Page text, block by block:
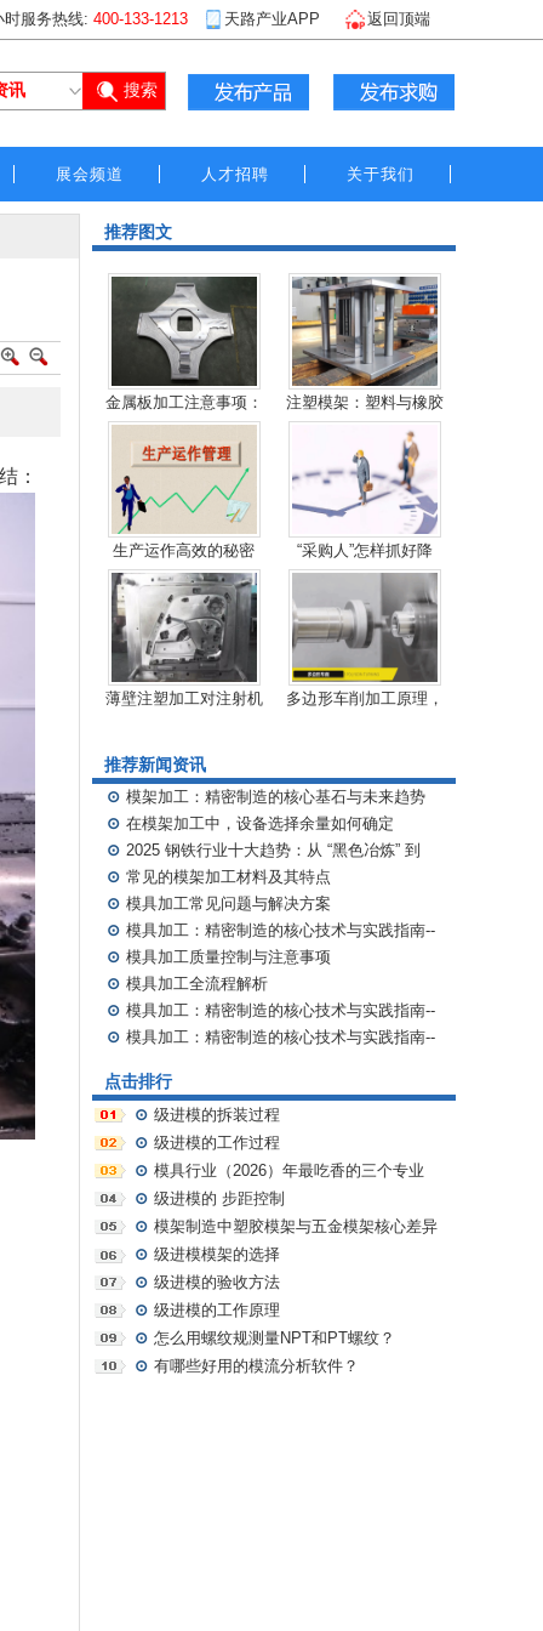
时服务热线: 400-133-1213 天路产业APP 返回顶端
展会频道 人才招聘 关于我们
：
推荐图文
金属板加工注意事项： 注塑模架：塑料与橡胶
生产运作高效的秘密 “采购人”怎样抓好降
薄壁注塑加工对注射机 多边形车削加工原理，
推荐新闻资讯
⊙ 模架加工：精密制造的核心基石与未来趋势
⊙ 在模架加工中，设备选择余量如何确定
⊙ 2025 钢铁行业十大趋势：从 “黑色冶炼” 到
“绿色智造” 的转型密码
⊙ 常见的模架加工材料及其特点
⊙ 模具加工常见问题与解决方案
⊙ 模具加工：精密制造的核心技术与实践指南--
模具材料选择与性能优化
⊙ 模具加工质量控制与注意事项
⊙ 模具加工全流程解析
⊙ 模具加工：精密制造的核心技术与实践指南--
模具加工关键设备与技术
⊙ 模具加工：精密制造的核心技术与实践指南--
点击排行
⊙ 级进模的拆装过程
⊙ 级进模的工作过程
⊙ 模具行业（2026）年最吃香的三个专业
⊙ 级进模的 步距控制
⊙ 模架制造中塑胶模架与五金模架核心差异
及选型指南
⊙ 级进模模架的选择
⊙ 级进模的验收方法
⊙ 级进模的工作原理
⊙ 怎么用螺纹规测量NPT和PT螺纹？
⊙ 有哪些好用的模流分析软件？